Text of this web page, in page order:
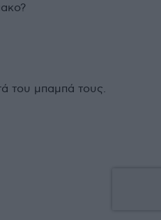
του μπαμπά τους.